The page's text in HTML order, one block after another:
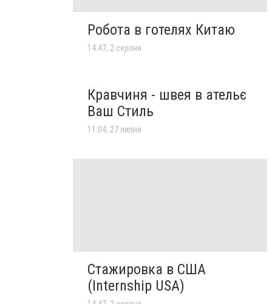
Робота в готелях Китаю
14:47, 2 серпня
Кравчиня - швея в ательє
Ваш Стиль
11:04, 27 липня
Стажировка в США
(Internship USA)